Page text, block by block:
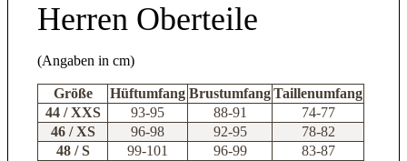
Herren Oberteile
(Angaben in cm)
Größe Hüftumfang BrustumfangTaillenumfang
44 / XXS
93-95 88-91
74-77
46 / XS
96-98 92-95
78-82
48 / S
99-101 96-99
83-87